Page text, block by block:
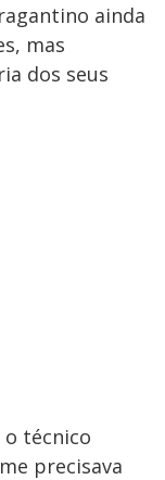
ainda
mas
dos seus
técnico
precisava